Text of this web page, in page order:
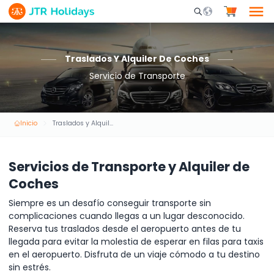
Mobile Search
Traslados Y Alquiler De Coches
Servicio de Transporte
Inicio Traslados y Alquiler de Coches
Servicios de Transporte y Alquiler de
Coches
Siempre es un desafío conseguir transporte sin
complicaciones cuando llegas a un lugar desconocido.
Reserva tus traslados desde el aeropuerto antes de tu
llegada para evitar la molestia de esperar en filas para taxis
en el aeropuerto. Disfruta de un viaje cómodo a tu destino
sin estrés.